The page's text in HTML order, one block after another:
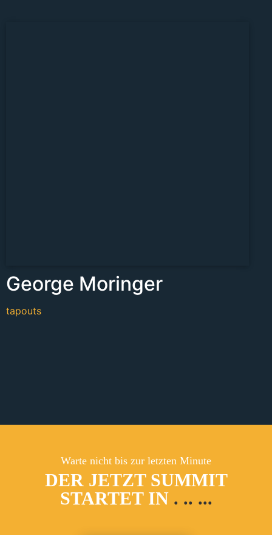
George Moringer
tapouts
Warte nicht bis zur letzten Minute
DER JETZT SUMMIT
STARTET IN . .. ...